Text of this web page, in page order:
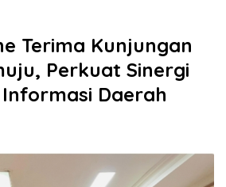
Terima Kunjungan
Perkuat Sinergi
Daerah